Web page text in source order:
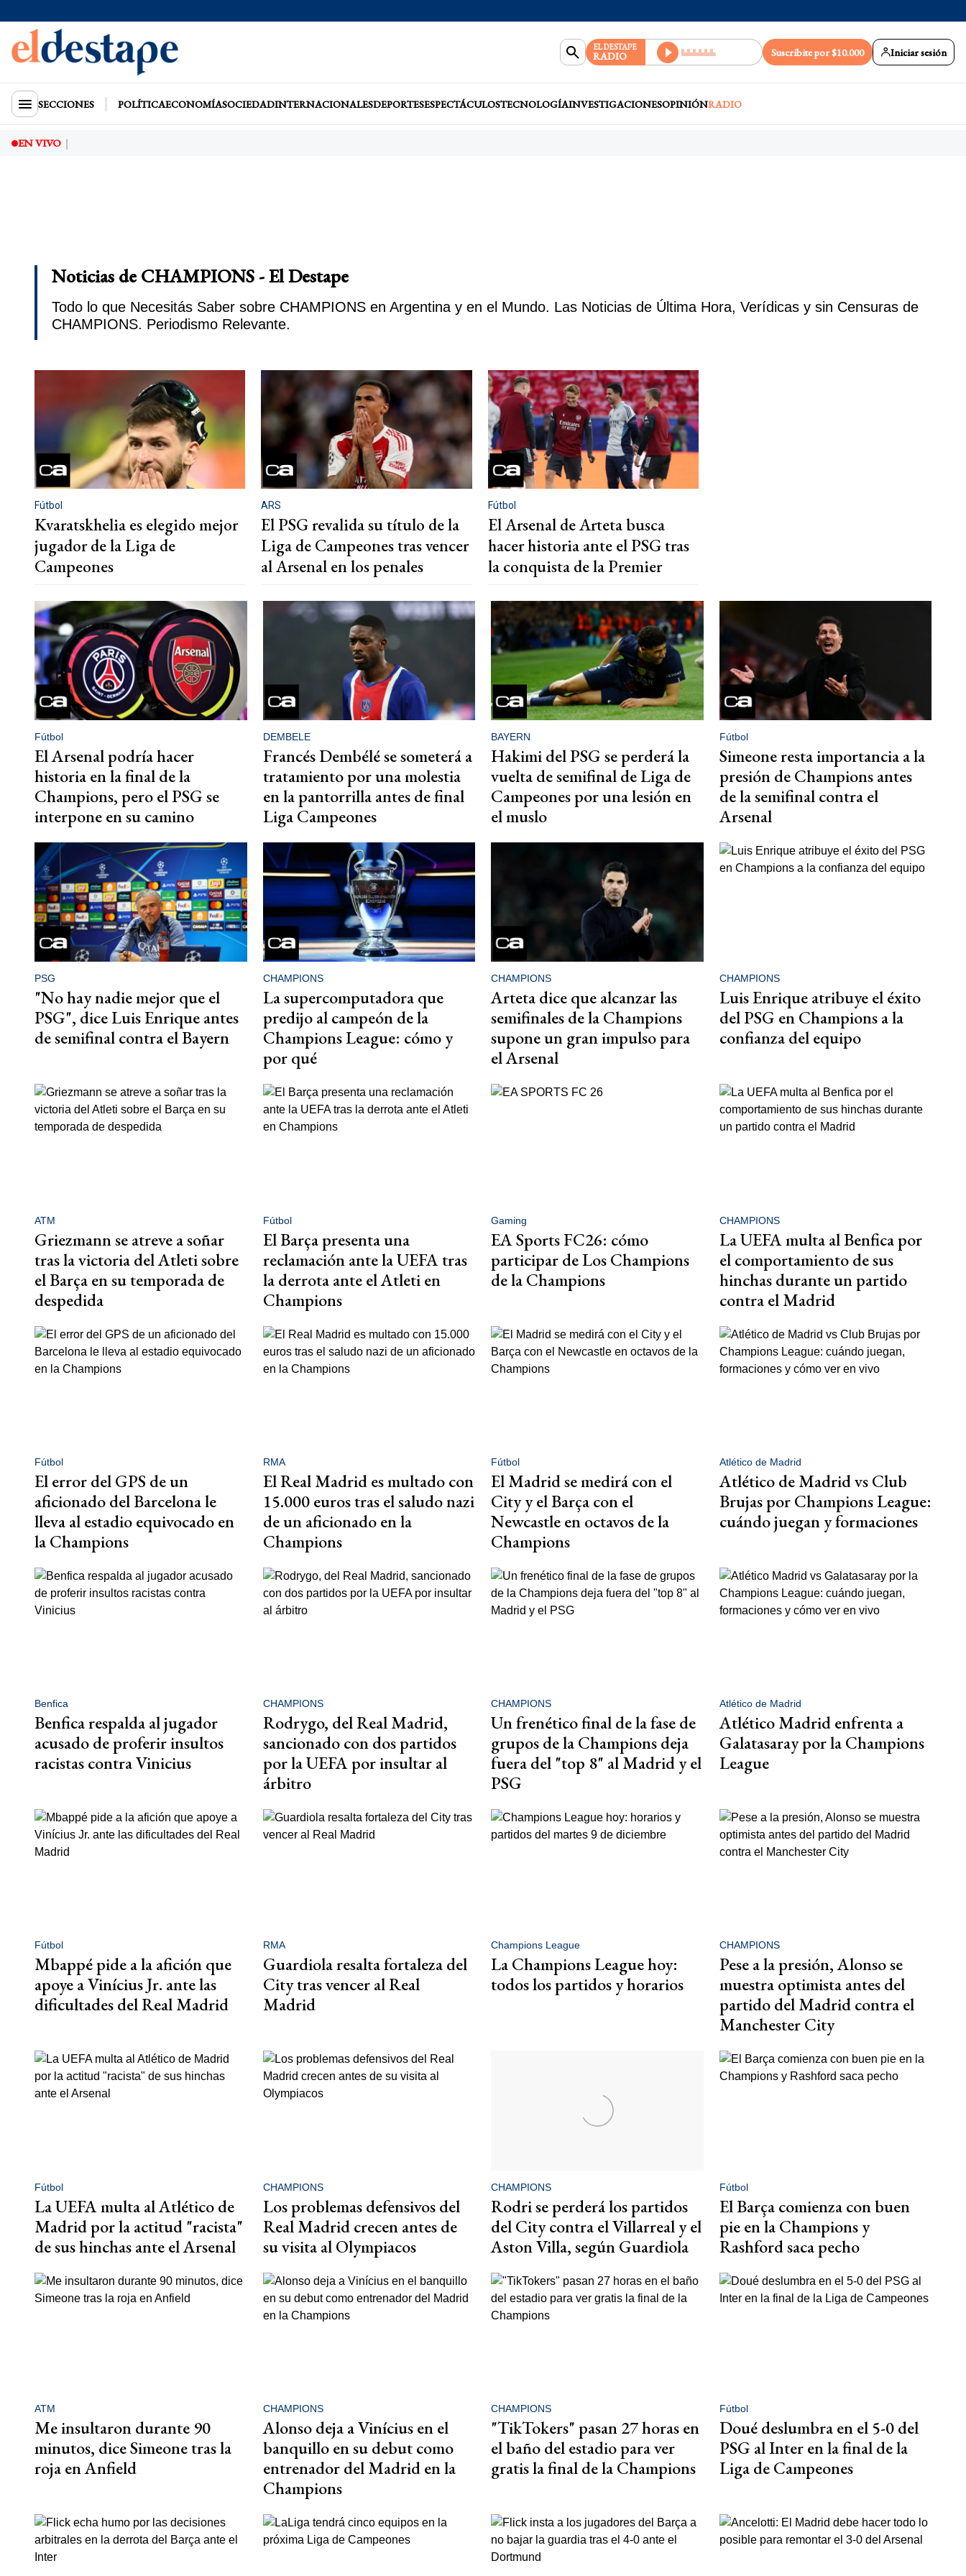
EL DESTAPE
RADIO Suscribite por $10.000 Iniciar sesión
SECCIONES POLÍTICAECONOMÍASOCIEDADINTERNACIONALESDEPORTESESPECTÁCULOSTECNOLOGÍAINVESTIGACIONESOPINIÓNRADIO
EN VIVO
Noticias de CHAMPIONS - El Destape
Todo lo que Necesitás Saber sobre CHAMPIONS en Argentina y en el Mundo. Las Noticias de Última Hora, Verídicas y sin Censuras de
CHAMPIONS. Periodismo Relevante.
Fútbol
Kvaratskhelia es elegido mejor
jugador de la Liga de
Campeones
ARS
El PSG revalida su título de la
Liga de Campeones tras vencer
al Arsenal en los penales
Fútbol
El Arsenal de Arteta busca
hacer historia ante el PSG tras
la conquista de la Premier
Fútbol
El Arsenal podría hacer
historia en la final de la
Champions, pero el PSG se
interpone en su camino
DEMBELE
Francés Dembélé se someterá a
tratamiento por una molestia
en la pantorrilla antes de final
Liga Campeones
BAYERN
Hakimi del PSG se perderá la
vuelta de semifinal de Liga de
Campeones por una lesión en
el muslo
Fútbol
Simeone resta importancia a la
presión de Champions antes
de la semifinal contra el
Arsenal
PSG
"No hay nadie mejor que el
PSG", dice Luis Enrique antes
de semifinal contra el Bayern
CHAMPIONS
La supercomputadora que
predijo al campeón de la
Champions League: cómo y
por qué
CHAMPIONS
Arteta dice que alcanzar las
semifinales de la Champions
supone un gran impulso para
el Arsenal
CHAMPIONS
Luis Enrique atribuye el éxito
del PSG en Champions a la
confianza del equipo
ATM
Griezmann se atreve a soñar
tras la victoria del Atleti sobre
el Barça en su temporada de
despedida
Fútbol
El Barça presenta una
reclamación ante la UEFA tras
la derrota ante el Atleti en
Champions
Gaming
EA Sports FC26: cómo
participar de Los Champions
de la Champions
CHAMPIONS
La UEFA multa al Benfica por
el comportamiento de sus
hinchas durante un partido
contra el Madrid
Fútbol
El error del GPS de un
aficionado del Barcelona le
lleva al estadio equivocado en
la Champions
RMA
El Real Madrid es multado con
15.000 euros tras el saludo nazi
de un aficionado en la
Champions
Fútbol
El Madrid se medirá con el
City y el Barça con el
Newcastle en octavos de la
Champions
Atlético de Madrid
Atlético de Madrid vs Club
Brujas por Champions League:
cuándo juegan y formaciones
Benfica
Benfica respalda al jugador
acusado de proferir insultos
racistas contra Vinicius
CHAMPIONS
Rodrygo, del Real Madrid,
sancionado con dos partidos
por la UEFA por insultar al
árbitro
CHAMPIONS
Un frenético final de la fase de
grupos de la Champions deja
fuera del "top 8" al Madrid y el
PSG
Atlético de Madrid
Atlético Madrid enfrenta a
Galatasaray por la Champions
League
Fútbol
Mbappé pide a la afición que
apoye a Vinícius Jr. ante las
dificultades del Real Madrid
RMA
Guardiola resalta fortaleza del
City tras vencer al Real
Madrid
Champions League
La Champions League hoy:
todos los partidos y horarios
CHAMPIONS
Pese a la presión, Alonso se
muestra optimista antes del
partido del Madrid contra el
Manchester City
Fútbol
La UEFA multa al Atlético de
Madrid por la actitud "racista"
de sus hinchas ante el Arsenal
CHAMPIONS
Los problemas defensivos del
Real Madrid crecen antes de
su visita al Olympiacos
CHAMPIONS
Rodri se perderá los partidos
del City contra el Villarreal y el
Aston Villa, según Guardiola
Fútbol
El Barça comienza con buen
pie en la Champions y
Rashford saca pecho
ATM
Me insultaron durante 90
minutos, dice Simeone tras la
roja en Anfield
CHAMPIONS
Alonso deja a Vinícius en el
banquillo en su debut como
entrenador del Madrid en la
Champions
CHAMPIONS
"TikTokers" pasan 27 horas en
el baño del estadio para ver
gratis la final de la Champions
Fútbol
Doué deslumbra en el 5-0 del
PSG al Inter en la final de la
Liga de Campeones